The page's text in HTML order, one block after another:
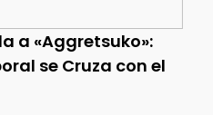
a «Aggretsuko»:
se Cruza con el